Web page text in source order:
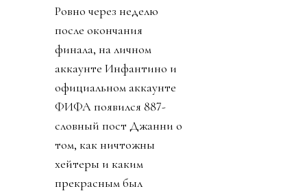
Ровно через неделю
после окончания
финала, на личном
аккаунте Инфантино и
официальном аккаунте
ФИФА появился 887-
словный пост Джанни о
том, как ничтожны
хейтеры и каким
прекрасным был